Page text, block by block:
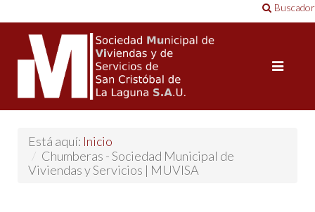
Buscador
Está aquí: Inicio
/ Chumberas - Sociedad Municipal de
Viviendas y Servicios | MUVISA